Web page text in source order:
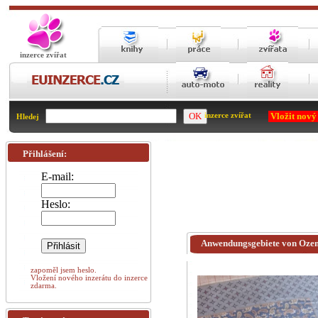
inzerce zvířat
Hledej inzerce zvířat Vložit
Anwendungsgebiete von
Přihlášení:
E-mail:
Heslo:
zapoměl jsem heslo.
Vložení nového inzerátu do inzerce
zdarma.